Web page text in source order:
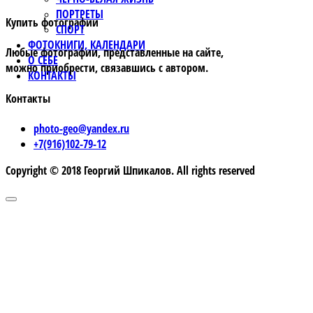
ПОРТРЕТЫ
СПОРТ
ФОТОКНИГИ, КАЛЕНДАРИ
О СЕБЕ
КОНТАКТЫ
Купить фотографии
Любые фотографии, представленные на сайте,
можно приобрести, связавшись с автором.
Контакты
photo-geo@yandex.ru
+7(916)102-79-12
Copyright © 2018 Георгий Шпикалов. All rights reserved